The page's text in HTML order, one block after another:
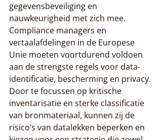
gegevensbeveiliging en
nauwkeurigheid met zich mee.
Compliance managers en
vertaalafdelingen in de Europese
Unie moeten voortdurend voldoen
aan de strengste regels voor data-
identificatie, bescherming en privacy.
Door te focussen op kritische
inventarisatie en sterke classificatie
van bronmateriaal, kunnen zij de
risico’s van datalekken beperken en